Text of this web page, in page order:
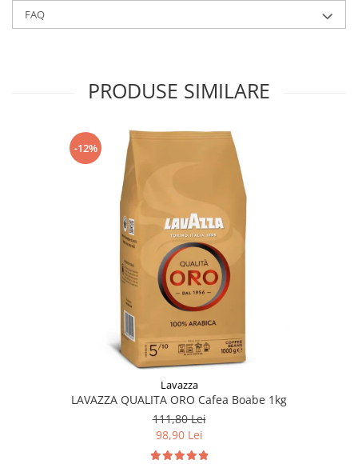
FAQ
PRODUSE SIMILARE
-12%
Lavazza
LAVAZZA QUALITA ORO Cafea Boabe 1kg
111,80 Lei
98,90 Lei